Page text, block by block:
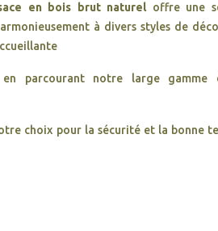
en bois brut natureloffre une
à divers styles de
parcourant notre large gamme
choix pour la sécurité et la bonne